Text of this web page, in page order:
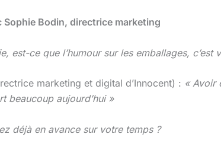
Sophie Bodin, directrice marketing
est-ce que l’humour sur les emballages,
marketing et digital d’Innocent) : « Avoir
beaucoup aujourd’hui »
déjà en avance sur votre temps ?